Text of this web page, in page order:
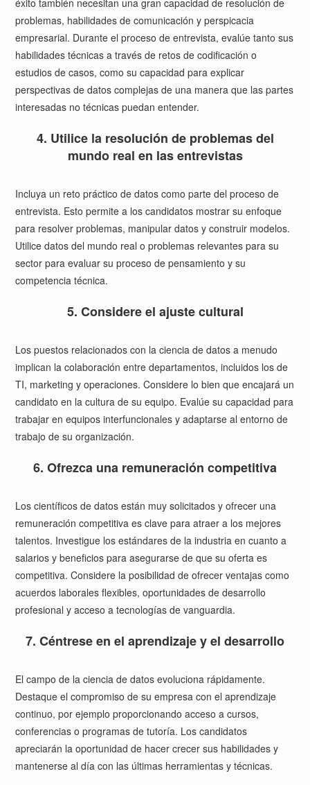
éxito también necesitan una gran capacidad de resolución de
problemas, habilidades de comunicación y perspicacia
empresarial. Durante el proceso de entrevista, evalúe tanto sus
habilidades técnicas a través de retos de codificación o
estudios de casos, como su capacidad para explicar
perspectivas de datos complejas de una manera que las partes
interesadas no técnicas puedan entender.
4. Utilice la resolución de problemas del
mundo real en las entrevistas
Incluya un reto práctico de datos como parte del proceso de
entrevista. Esto permite a los candidatos mostrar su enfoque
para resolver problemas, manipular datos y construir modelos.
Utilice datos del mundo real o problemas relevantes para su
sector para evaluar su proceso de pensamiento y su
competencia técnica.
5. Considere el ajuste cultural
Los puestos relacionados con la ciencia de datos a menudo
implican la colaboración entre departamentos, incluidos los de
TI, marketing y operaciones. Considere lo bien que encajará un
candidato en la cultura de su equipo. Evalúe su capacidad para
trabajar en equipos interfuncionales y adaptarse al entorno de
trabajo de su organización.
6. Ofrezca una remuneración competitiva
Los científicos de datos están muy solicitados y ofrecer una
remuneración competitiva es clave para atraer a los mejores
talentos. Investigue los estándares de la industria en cuanto a
salarios y beneficios para asegurarse de que su oferta es
competitiva. Considere la posibilidad de ofrecer ventajas como
acuerdos laborales flexibles, oportunidades de desarrollo
profesional y acceso a tecnologías de vanguardia.
7. Céntrese en el aprendizaje y el desarrollo
El campo de la ciencia de datos evoluciona rápidamente.
Destaque el compromiso de su empresa con el aprendizaje
continuo, por ejemplo proporcionando acceso a cursos,
conferencias o programas de tutoría. Los candidatos
apreciarán la oportunidad de hacer crecer sus habilidades y
mantenerse al día con las últimas herramientas y técnicas.